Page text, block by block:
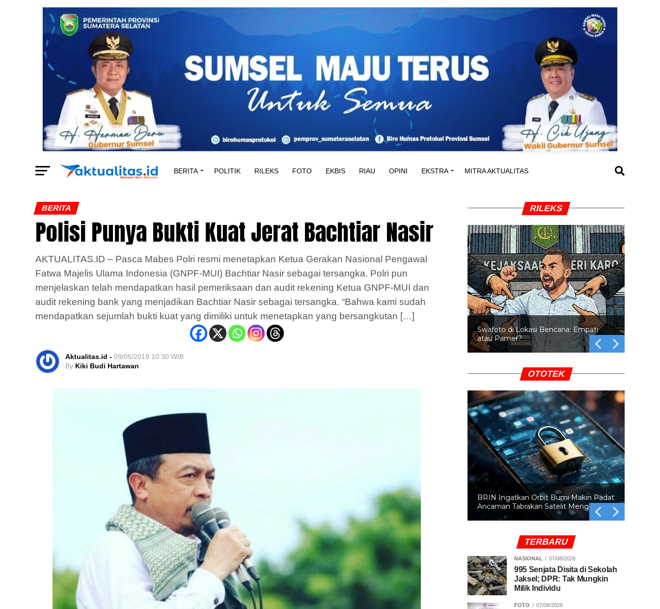
BERITA POLITIK RILEKS FOTO EKBIS RIAU OPINI EKSTRA MITRA AKTUALITAS
BERITA
Polisi Punya Bukti Kuat Jerat Bachtiar Nasir
AKTUALITAS.ID – Pasca Mabes Polri resmi menetapkan Ketua Gerakan Nasional Pengawal
Fatwa Majelis Ulama Indonesia (GNPF-MUI) Bachtiar Nasir sebagai tersangka. Polri pun
menjelaskan telah mendapatkan hasil pemeriksaan dan audit rekening Ketua GNPF-MUI dan
audit rekening bank yang menjadikan Bachtiar Nasir sebagai tersangka. “Bahwa kami sudah
mendapatkan sejumlah bukti kuat yang dimiliki untuk menetapkan yang bersangkutan […]
Aktualitas.id - 09/05/2019 10:30 WIB
By Kiki Budi Hartawan
RILEKS
Swafoto di Lokasi Bencana: Empati
atau Pamer?
OTOTEK
BRIN Ingatkan Orbit Bumi Makin Padat
Ancaman Tabrakan Satelit Mengintai
TERBARU
NASIONAL 07/08/2026
995 Senjata Disita di Sekolah
Jaksel; DPR: Tak Mungkin
Milik Individu
FOTO 07/08/2026